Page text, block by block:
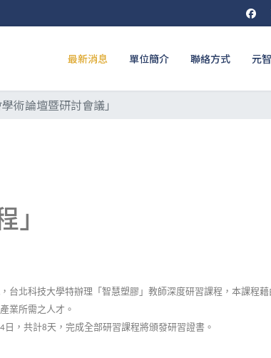
最新消息 單位簡介 聯絡方式 元
術論壇暨研討會議」
北科技大學特辦理「智慧塑膠」教師深度研習課程，本課程藉
業所需之人才。
日，共計8天，完成全部研習課程將頒發研習證書。